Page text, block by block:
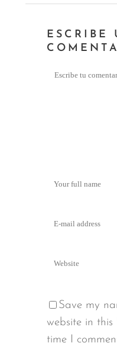
ESCRIBE
Save my
website in
time I